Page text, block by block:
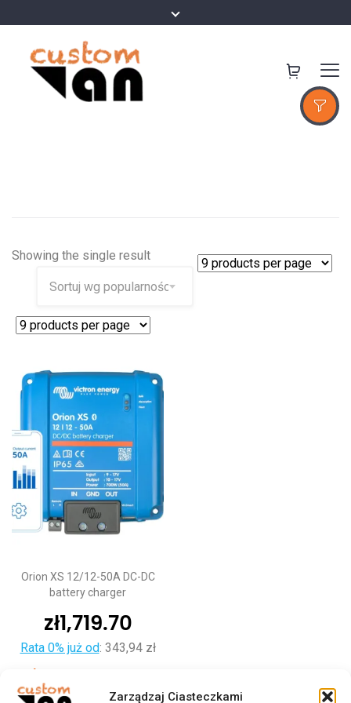
Zarządzaj Ciasteczkami
Showing the single result
Orion XS 12/12-50A DC-DC
battery charger
zł1,719.70
Rata 0% już od: 343,94 zł